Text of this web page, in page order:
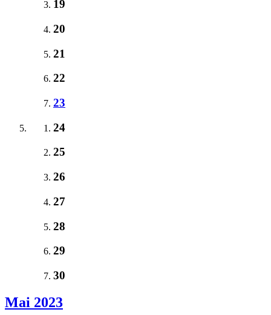
19
20
21
22
23
24
25
26
27
28
29
30
Mai 2023